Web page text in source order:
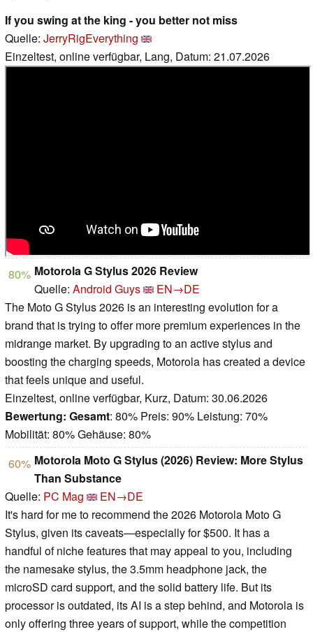
If you swing at the king - you better not miss
Quelle: JerryRigEverything
Einzeltest, online verfügbar, Lang, Datum: 21.07.2026
80% Motorola G Stylus 2026 Review
Quelle: Android Guys
EN→DE
The Moto G Stylus 2026 is an interesting evolution for a
brand that is trying to offer more premium experiences in the
midrange market. By upgrading to an active stylus and
boosting the charging speeds, Motorola has created a device
that feels unique and useful.
Einzeltest, online verfügbar, Kurz, Datum: 30.06.2026
Bewertung: Gesamt: 80% Preis: 90% Leistung: 70%
Mobilität: 80% Gehäuse: 80%
60% Motorola Moto G Stylus (2026) Review: More Stylus
Than Substance
Quelle: PC Mag
EN→DE
It's hard for me to recommend the 2026 Motorola Moto G
Stylus, given its caveats—especially for $500. It has a
handful of niche features that may appeal to you, including
the namesake stylus, the 3.5mm headphone jack, the
microSD card support, and the solid battery life. But its
processor is outdated, its AI is a step behind, and Motorola is
only offering three years of support, while the competition